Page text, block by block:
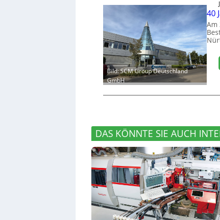
Bild: SCM Group Deutschland
GmbH
40
Am
DAS KÖNNTE SIE AUCH